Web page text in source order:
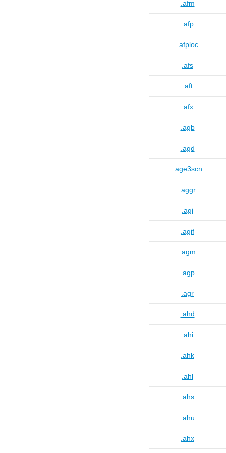
.afm
.afp
.afploc
.afs
.aft
.afx
.agb
.agd
.age3scn
.aggr
.agi
.agif
.agm
.agp
.agr
.ahd
.ahi
.ahk
.ahl
.ahs
.ahu
.ahx